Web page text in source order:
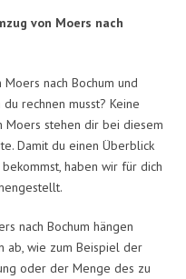
von Moers nach
nach Bochum und
rechnen musst? Keine
Moers stehen dir bei diesem
Damit du einen Überblick
haben wir für dich
nach Bochum hängen
ab, wie zum Beispiel der
oder der Menge des zu